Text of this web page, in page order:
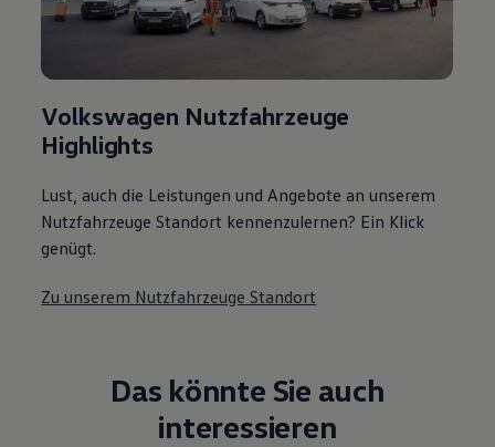
Volkswagen Nutzfahrzeuge
Highlights
Lust, auch die Leistungen und Angebote an unserem
Nutzfahrzeuge Standort kennenzulernen? Ein Klick
genügt.
Zu unserem Nutzfahrzeuge Standort
Das könnte Sie auch
interessieren